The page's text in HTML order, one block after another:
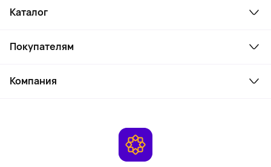
Каталог
Ноутбуки, мониторы, VR
Парфюмерия и косметика
Покупателям
Как заказать
Компания